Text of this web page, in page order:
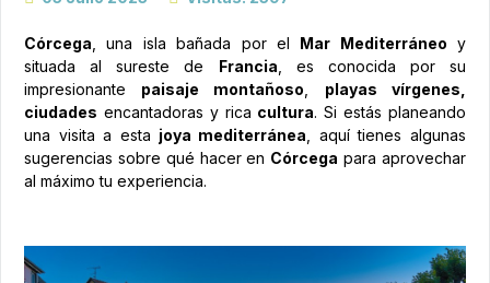
Córcega , una isla bañada por el Mar Mediterráneo y
situada al sureste de Francia , es conocida por su
impresionante paisaje montañoso
playas vírgenes,
ciudades encantadoras y rica cultura. Si estás planeando
una visita a esta joya mediterránea , aquí tienes algunas
sugerencias sobre qué hacer en Córcega para aprovechar
al máximo tu experiencia.